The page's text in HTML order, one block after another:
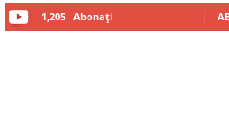
1,205 Abonați